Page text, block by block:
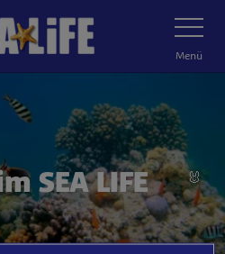
Navigation
Menü
SEA LIFE
🐰